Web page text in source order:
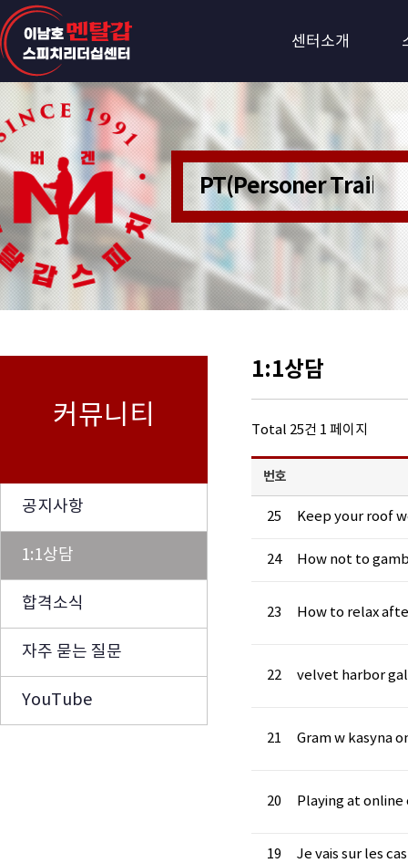
센터소개
PT(Personer
커뮤니티
공지사항
1:1상담
합격소식
자주 묻는 질문
YouTube
1:1상담
Total 25건 1 페이지
번호
25 Keep your roof
24 How not to
23 How to relax
22 velvet harbor
21 Gram w kasyna
20 Playing at online
19 Je vais sur les